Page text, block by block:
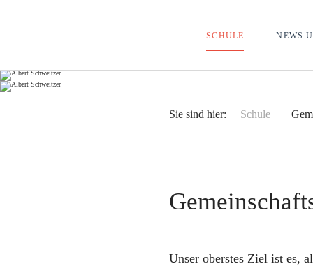
SCHULE NEWS
Sie sind hier: Schule
Unser oberstes Ziel ist es,